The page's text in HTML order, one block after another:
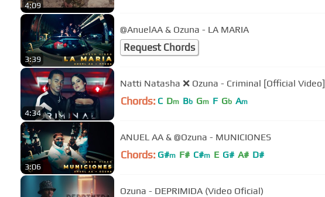
4:09
3:39
​@AnuelAA & Ozuna - LA MARIA
Request Chords
4:34
Natti Natasha ❌ Ozuna - Criminal [Official Video]
Chords: C Dm Bb Gm F Gb Am
3:06
ANUEL AA & @Ozuna - MUNICIONES
Chords: G#m F# C#m E G# A# D#
Ozuna - DEPRIMIDA (Video Oficial)